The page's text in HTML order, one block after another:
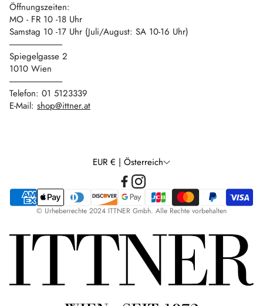
Kontakt
Öffnungszeiten:
MO - FR 10 -18 Uhr
Samstag 10 -17 Uhr (Juli/August: SA 10-16 Uhr)
------------------------------
Spiegelgasse 2
1010 Wien
------------------------------
Telefon: 01 5123339
E-Mail: shop@ittner.at
EUR € | Österreich
© Urheberrechte 2024 ITTNER Gmbh. Alle Rechte vorbehalten